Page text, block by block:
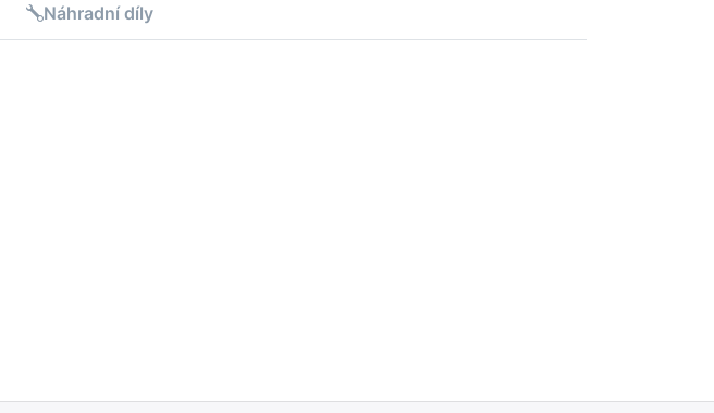
Náhradní díly